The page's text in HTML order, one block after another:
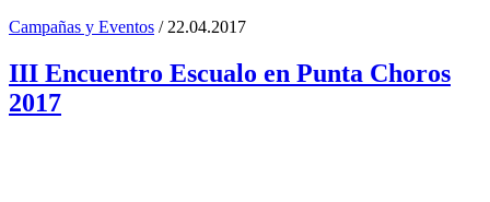
Campañas y Eventos / 22.04.2017
III Encuentro Escualo en Punta Choros
2017